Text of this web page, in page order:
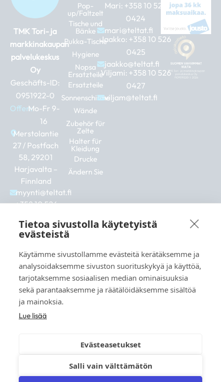
TMK Tori- ja
markkinakaupan
palvelukeskus
Oy
Geschäfts-ID:
0951922-0
Offen:Mo-Fr 9-
16
Merstolantie
27 / Postfach
58, 29201
Harjavalta –
Finnland
myynti@teltat.fi
+358 10 526
F
a
e
b
o
o
k
I
n
t
a
g
r
a
m
L
i
k
e
d
i
n
Pop-
up/Faltzelt
Tische und
Bänke
Pukka-Tische
Hygiene
Nopsa
Ersatzteile
Ersatzteile
Sonnenschirme
Wände
Zubehör für
Zelte
Halter für
Kleidung
Drucke
Ändern Sie
Mari: +358 10 526
0424
mari@teltat.fi
Jaakko: +358 10 526
0425
jaakko@teltat.fi
Viljami: +358 10 526
0427
viljam@teltat.fi
Siehe auch:
markkina.net
grillikeskus.fi
© 2026 teltat.fi – TMK Tori- ja markkinakaupan
Tietoa sivustolla käytetyistä
evästeistä
Käytämme sivustollamme evästeitä kerätäksemme ja
analysoidaksemme sivuston suorituskykyä ja käyttöä,
tarjotaksemme sosiaalisen median ominaisuuksia
sekä parantaaksemme ja räätälöidäksemme sisältöä
ja mainoksia.
Lue lisää
Evästeasetukset
Salli vain välttämätön